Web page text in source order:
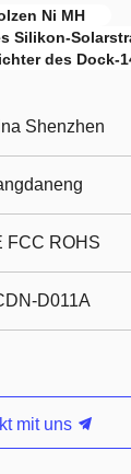
Ni MH
Silikon-
des Dock-
Shenzhen
FCC ROHS
D011A
mit uns